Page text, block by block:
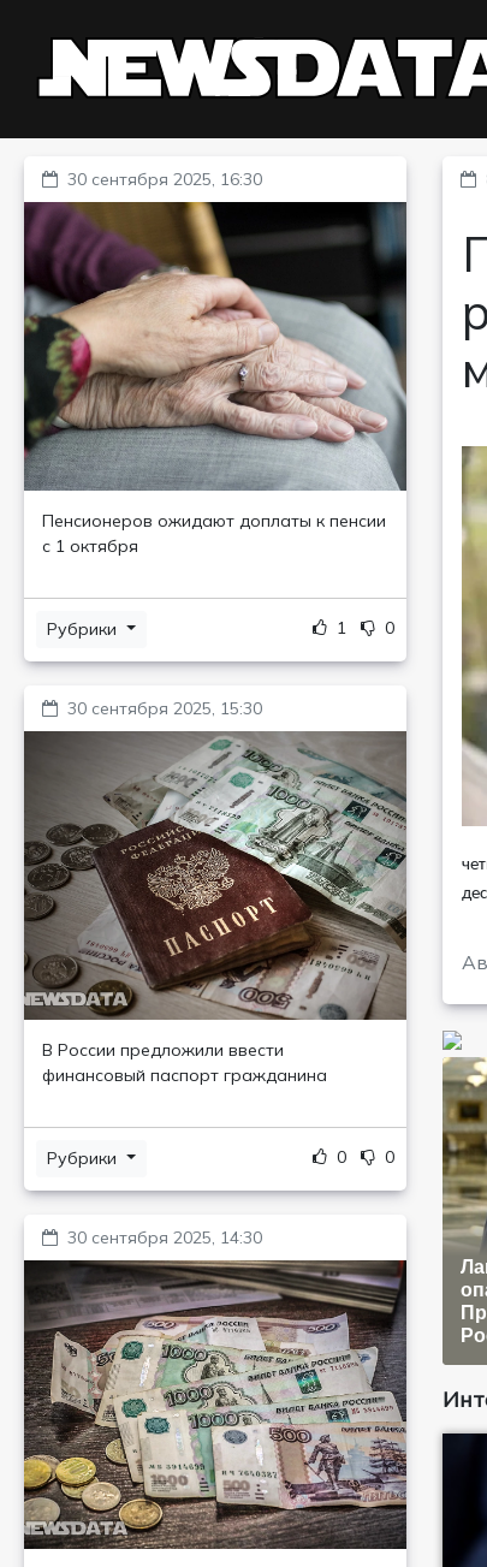
30 сентября 2025, 16:30
Пенсионеров ожидают доплаты к пенсии
с 1 октября
Рубрики 1 0
30 сентября 2025, 15:30
В России предложили ввести
финансовый паспорт гражданина
Рубрики 0 0
30 сентября 2025, 14:30